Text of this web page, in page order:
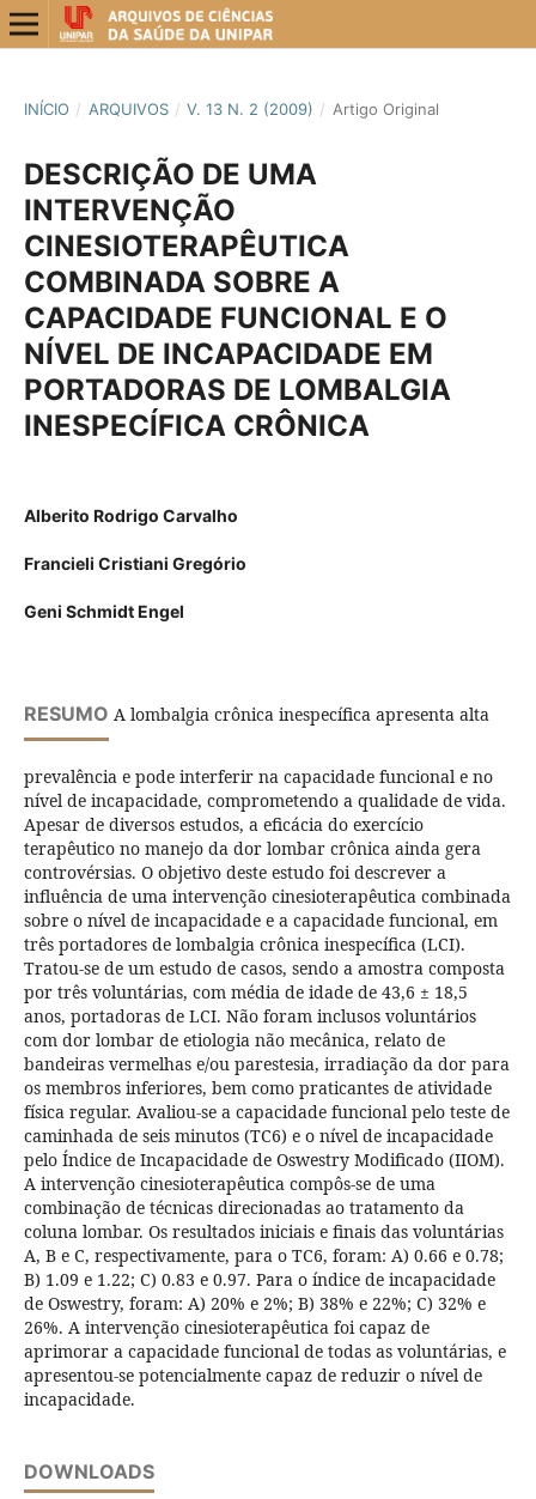
INÍCIO / ARQUIVOS / V. 13 N. 2 (2009) / Artigo Original
DESCRIÇÃO DE UMA
INTERVENÇÃO
CINESIOTERAPÊUTICA
COMBINADA SOBRE A
CAPACIDADE FUNCIONAL E O
NÍVEL DE INCAPACIDADE EM
PORTADORAS DE LOMBALGIA
INESPECÍFICA CRÔNICA
Alberito Rodrigo Carvalho
Francieli Cristiani Gregório
Geni Schmidt Engel
RESUMO A lombalgia crônica inespecífica apresenta alta
prevalência e pode interferir na capacidade funcional e no
nível de incapacidade, comprometendo a qualidade de vida.
Apesar de diversos estudos, a eficácia do exercício
terapêutico no manejo da dor lombar crônica ainda gera
controvérsias. O objetivo deste estudo foi descrever a
influência de uma intervenção cinesioterapêutica combinada
sobre o nível de incapacidade e a capacidade funcional, em
três portadores de lombalgia crônica inespecífica (LCI).
Tratou-se de um estudo de casos, sendo a amostra composta
por três voluntárias, com média de idade de 43,6 ± 18,5
anos, portadoras de LCI. Não foram inclusos voluntários
com dor lombar de etiologia não mecânica, relato de
bandeiras vermelhas e/ou parestesia, irradiação da dor para
os membros inferiores, bem como praticantes de atividade
física regular. Avaliou-se a capacidade funcional pelo teste de
caminhada de seis minutos (TC6) e o nível de incapacidade
pelo Índice de Incapacidade de Oswestry Modificado (IIOM).
A intervenção cinesioterapêutica compôs-se de uma
combinação de técnicas direcionadas ao tratamento da
coluna lombar. Os resultados iniciais e finais das voluntárias
A, B e C, respectivamente, para o TC6, foram: A) 0.66 e 0.78;
B) 1.09 e 1.22; C) 0.83 e 0.97. Para o índice de incapacidade
de Oswestry, foram: A) 20% e 2%; B) 38% e 22%; C) 32% e
26%. A intervenção cinesioterapêutica foi capaz de
aprimorar a capacidade funcional de todas as voluntárias, e
apresentou-se potencialmente capaz de reduzir o nível de
incapacidade.
DOWNLOADS